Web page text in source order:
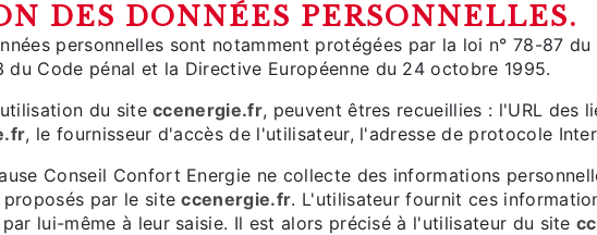
DES DONNÉES PERSONNELLES.
personnelles sont notamment protégées par la loi n° 78-87
du Code pénal et la Directive Européenne du 24 octobre 1995.
du siteccenergie.fr, peuvent êtres recueillies : l'URL des
, le fournisseur d'accès de l'utilisateur, l'adresse de protocole
Conseil Confort Energie ne collecte des informations
proposés par le siteccenergie.fr. L'utilisateur fournit ces
lui-même à leur saisie. Il est alors précisé à l'utilisateur du site